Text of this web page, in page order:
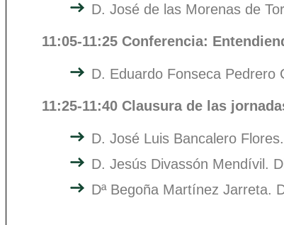
D. José de las Morenas de
11:05-11:25 Conferencia:
D. Eduardo Fonseca Pedrero
11:25-11:40 Clausura de las
D. José Luis Bancalero
D. Jesús Divassón Mendívil.
Dª Begoña Martínez Jarreta.